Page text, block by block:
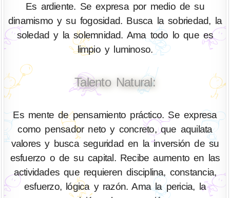
Es ardiente. Se expresa por medio de su
dinamismo y su fogosidad. Busca la sobriedad, la
soledad y la solemnidad. Ama todo lo que es
limpio y luminoso.
Talento Natural:
Es mente de pensamiento práctico. Se expresa
como pensador neto y concreto, que aquilata
valores y busca seguridad en la inversión de su
esfuerzo o de su capital. Recibe aumento en las
actividades que requieren disciplina, constancia,
esfuerzo, lógica y razón. Ama la pericia, la